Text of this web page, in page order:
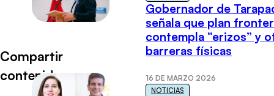
Compartir
contenido
Gobernador de
señala que plan
contempla “erizos” y
barreras físicas
16 DE MARZO 2026
NOTICIAS